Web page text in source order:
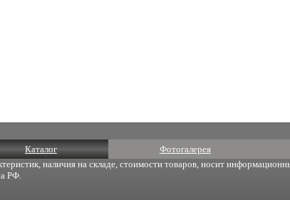
Каталог Фотогалерея
наличия на складе, стоимости товаров, носит
РФ.